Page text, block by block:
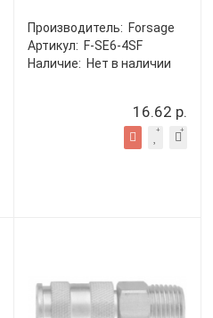
Производитель: Forsage
Артикул: F-SE6-4SF
Наличие: Нет в наличии
16.62 р.